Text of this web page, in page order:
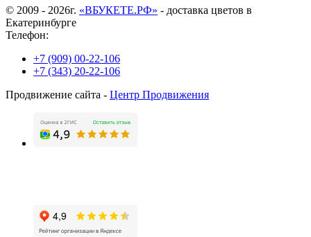
© 2009 - 2026г. «ВБУКЕТЕ.РФ» - доставка цветов в
Екатеринбурге
Телефон:
+7 (909) 00-22-106
+7 (343) 20-22-106
Продвижение сайта - Центр Продвижения